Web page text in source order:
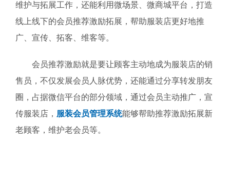
维护与拓展工作，还能利用微场景、微商城平台，打造
线上线下的会员推荐激励拓展，帮助服装店更好地推
广、宣传、拓客、维客等。
会员推荐激励就是要让顾客主动地成为服装店的销
售员，不仅发展会员人脉优势，还能通过分享转发朋友
圈，占据微信平台的部分领域，通过会员主动推广，宣
传服装店， 服装会员管理系统能够帮助推荐激励拓展新
老顾客，维护老会员等。